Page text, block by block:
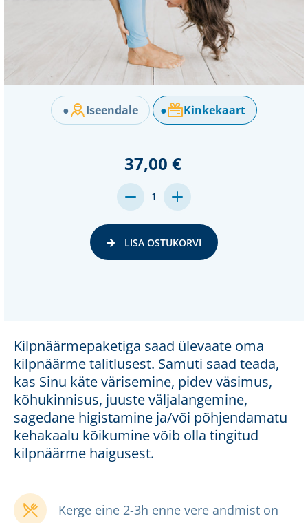
Kilpnäärmepaketiga saad ülevaate oma
kilpnäärme talitlusest. Samuti saad teada,
kas Sinu käte värisemine, pidev väsimus,
kõhukinnisus, juuste väljalangemine,
sagedane higistamine ja/või põhjendamatu
kehakaalu kõikumine võib olla tingitud
kilpnäärme haigusest.
Kerge eine 2-3h enne vere andmist on
● Iseendale ● Kinkekaart
37,00 €
MENGE
VON
UNDEFINED
1
MENGE
VON
UNDEFINED
LISA OSTUKORVI